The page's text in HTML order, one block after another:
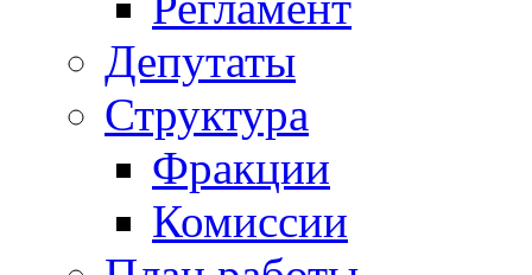
Депутаты
Структура
Фракции
Комиссии